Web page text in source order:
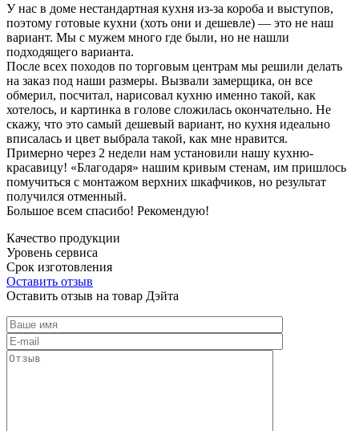
У нас в доме нестандартная кухня из-за короба и выступов,
поэтому готовые кухни (хоть они и дешевле) — это не наш
вариант. Мы с мужем много где были, но не нашли
подходящего варианта.
После всех походов по торговым центрам мы решили делать
на заказ под наши размеры. Вызвали замерщика, он все
обмерил, посчитал, нарисовал кухню именно такой, как
хотелось, и картинка в голове сложилась окончательно. Не
скажу, что это самый дешевый вариант, но кухня идеально
вписалась и цвет выбрала такой, как мне нравится.
Примерно через 2 недели нам установили нашу кухню-
красавицу! «Благодаря» нашим кривым стенам, им пришлось
помучиться с монтажом верхних шкафчиков, но результат
получился отменный.
Большое всем спасибо! Рекомендую!
Качество продукции
Уровень сервиса
Срок изготовления
Оставить отзыв
Оставить отзыв на товар Дэйта